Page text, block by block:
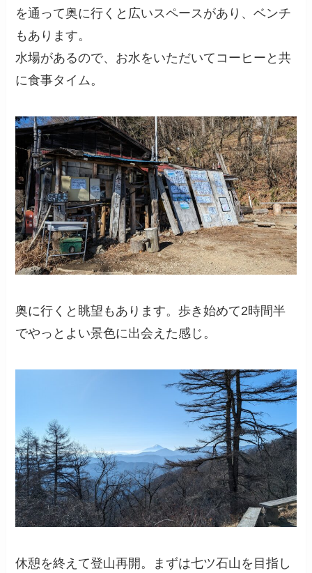
を通って奥に行くと広いスペースがあり、ベンチ
もあります。
水場があるので、お水をいただいてコーヒーと共
に食事タイム。
奥に行くと眺望もあります。歩き始めて2時間半
でやっとよい景色に出会えた感じ。
休憩を終えて登山再開。まずは七ツ石山を目指し